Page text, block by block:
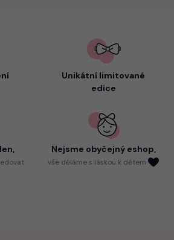
Unikátní limitované
edice
Nejsme obyčejný eshop,
vše děláme s láskou k dětem